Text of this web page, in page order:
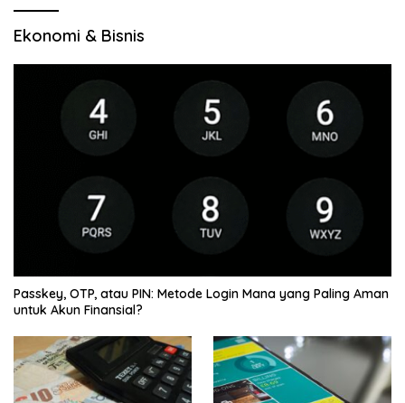
Ekonomi & Bisnis
Passkey, OTP, atau PIN: Metode Login Mana yang Paling Aman
untuk Akun Finansial?